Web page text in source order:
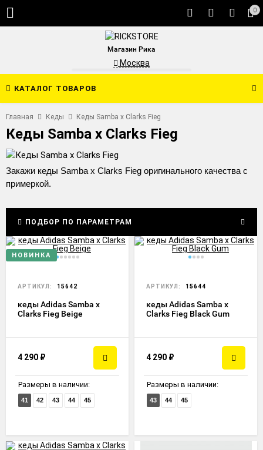
0
Магазин Рика
Москва
КАТАЛОГ ТОВАРОВ
Главная Кеды Кеды Samba x Clarks Fieg
Кеды Samba x Clarks Fieg
Закажи кеды Samba x Clarks Fieg оригинального качества с
примеркой.
ПОДБОР ПО ПАРАМЕТРАМ
НОВИНКА
АРТИКУЛ: 15642
кеды Adidas Samba x
Clarks Fieg Beige
4 290 ₽
Размеры в наличии:
41 42 43 44 45
АРТИКУЛ: 15644
кеды Adidas Samba x
Clarks Fieg Black Gum
4 290 ₽
Размеры в наличии:
43 44 45